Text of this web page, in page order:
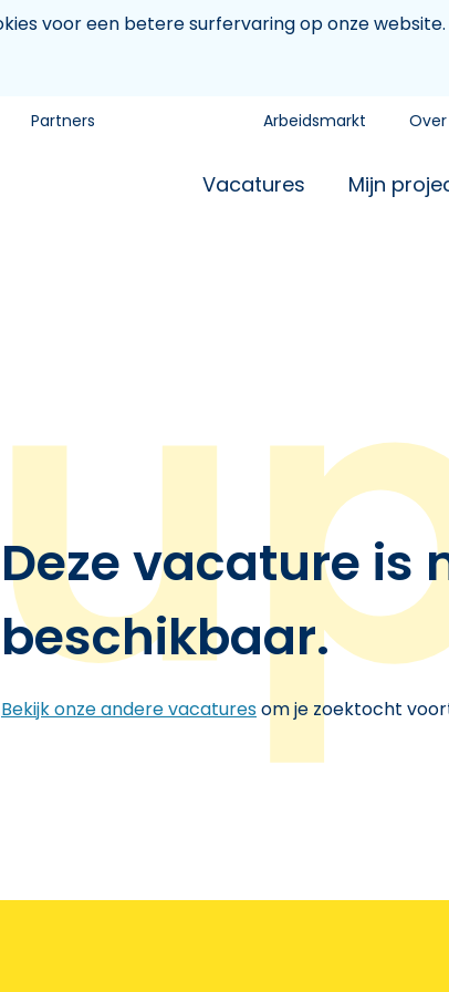
voor een betere surfervaring op onze
Partners Arbeidsmarkt
Vacatures Mijn
Deze vacature is
beschikbaar.
Bekijk onze andere vacaturesom je zoektocht